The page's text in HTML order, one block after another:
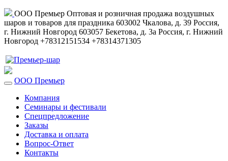
ООО Премьер Оптовая и розничная продажа воздушных
шаров и товаров для праздника 603002 Чкалова, д. 39 Россия,
г. Нижний Новгород 603057 Бекетова, д. 3а Россия, г. Нижний
Новгород +78312151534 +78314371305
ООО Премьер
Компания
Семинары и фестивали
Спецпредложение
Заказы
Доставка и оплата
Вопрос-Ответ
Контакты